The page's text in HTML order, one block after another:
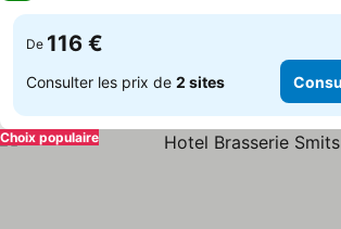
De 116 €
Consulter les prix de 2 sites
Choix populaire